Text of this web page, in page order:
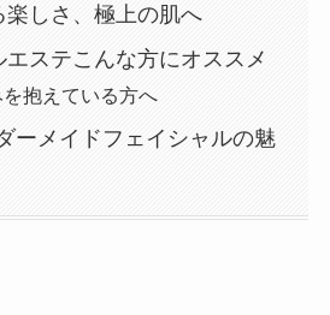
楽しさ、極上の肌へ
エステこんな方にオススメ
抱えている方へ
ーメイドフェイシャルの魅